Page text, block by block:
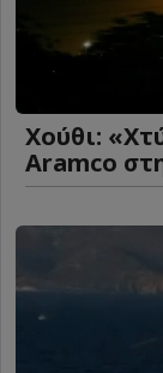
Χούθι:
Aramco